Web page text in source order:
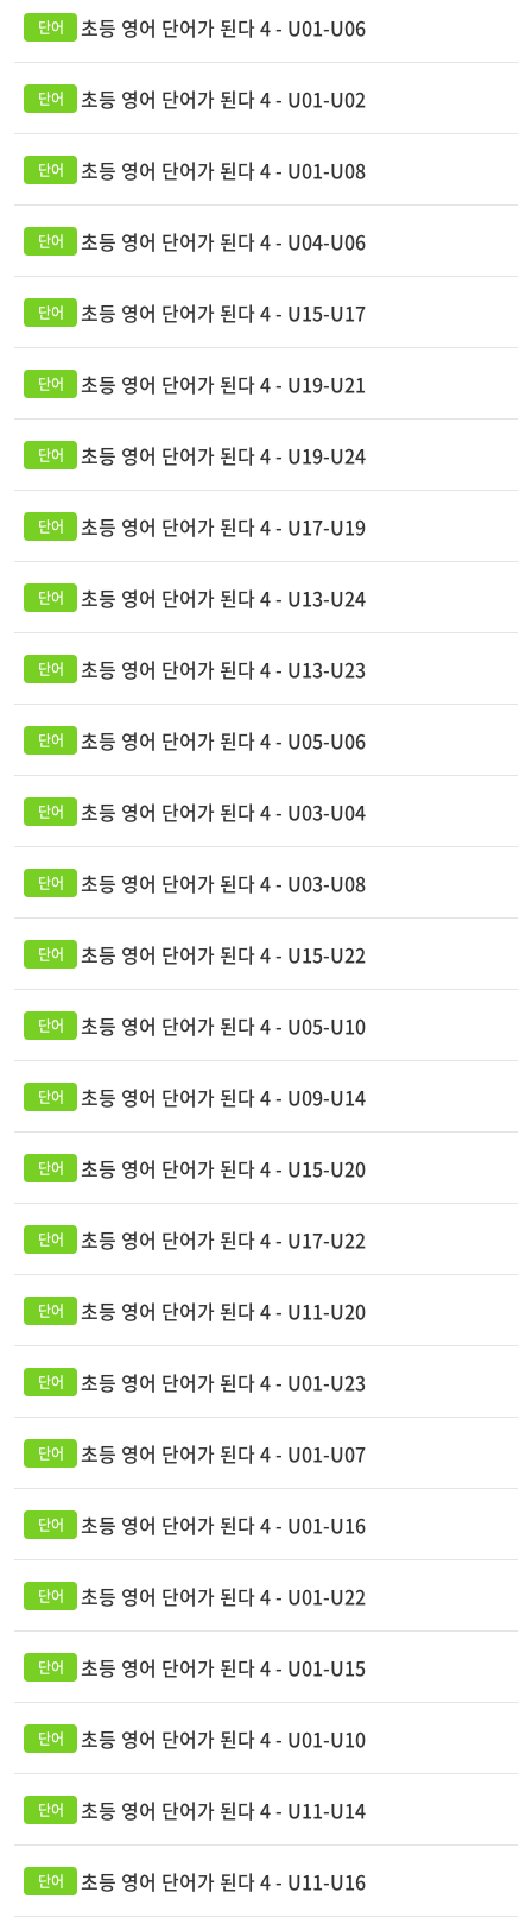
초등 영어 단어가 된다 4 - U01-U06
초등 영어 단어가 된다 4 - U01-U02
초등 영어 단어가 된다 4 - U01-U08
초등 영어 단어가 된다 4 - U04-U06
초등 영어 단어가 된다 4 - U15-U17
초등 영어 단어가 된다 4 - U19-U21
초등 영어 단어가 된다 4 - U19-U24
초등 영어 단어가 된다 4 - U17-U19
초등 영어 단어가 된다 4 - U13-U24
초등 영어 단어가 된다 4 - U13-U23
초등 영어 단어가 된다 4 - U05-U06
초등 영어 단어가 된다 4 - U03-U04
초등 영어 단어가 된다 4 - U03-U08
초등 영어 단어가 된다 4 - U15-U22
초등 영어 단어가 된다 4 - U05-U10
초등 영어 단어가 된다 4 - U09-U14
초등 영어 단어가 된다 4 - U15-U20
초등 영어 단어가 된다 4 - U17-U22
초등 영어 단어가 된다 4 - U11-U20
초등 영어 단어가 된다 4 - U01-U23
초등 영어 단어가 된다 4 - U01-U07
초등 영어 단어가 된다 4 - U01-U16
초등 영어 단어가 된다 4 - U01-U22
초등 영어 단어가 된다 4 - U01-U15
초등 영어 단어가 된다 4 - U01-U10
초등 영어 단어가 된다 4 - U11-U14
초등 영어 단어가 된다 4 - U11-U16